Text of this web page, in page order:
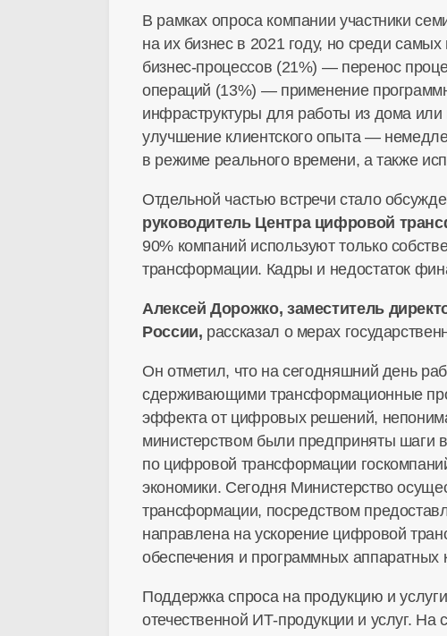
В рамках опроса компании участники
на их бизнес в 2021 году, но среди
бизнес-процессов (21%) — перенос
операций (13%) — применение
инфраструктуры для работы из дома или
улучшение клиентского опыта —
в режиме реального времени, а также
Отдельной частью встречи стало
руководитель Центра цифровой
90% компаний используют только
трансформации. Кадры и недостаток
Алексей Дорожко, заместитель
России, рассказал о мерах
Он отметил, что на сегодняшний день
сдерживающими трансформационные
эффекта от цифровых решений,
министерством были предприняты шаги
по цифровой трансформации
экономики. Сегодня Министерство
трансформации, посредством
направлена на ускорение цифровой
обеспечения и программных аппаратных
Поддержка спроса на продукцию и услуги
отечественной ИТ-продукции и услуг. На